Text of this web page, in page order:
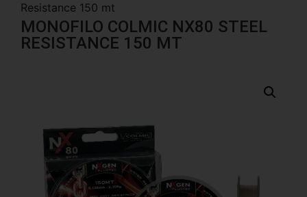
Resistance 150 mt
MONOFILO COLMIC NX80 STEEL
RESISTANCE 150 MT